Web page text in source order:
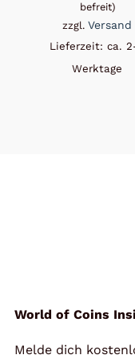
befreit)
zzgl.Versand
Lieferzeit: ca.
Werktage
World of Coins
Melde dich